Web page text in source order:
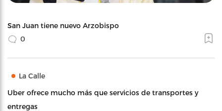
San Juan tiene nuevo Arzobispo
0
La Calle
Uber ofrece mucho más que servicios de transportes y
entregas